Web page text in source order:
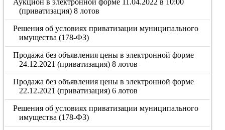
Аукцион в электронной форме 11.04.2022 в 10:00
(приватизация) 8 лотов
Решения об условиях приватизации муниципального
имущества (178-ФЗ)
Продажа без объявления цены в электронной форме
24.12.2021 (приватизация) 8 лотов
Продажа без объявления цены в электронной форме
22.12.2021 (приватизация) 6 лотов
Решения об условиях приватизации муниципального
имущества (178-ФЗ)